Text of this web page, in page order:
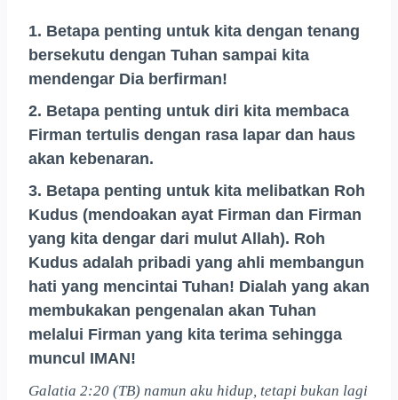
1. Betapa penting untuk kita dengan tenang
bersekutu dengan Tuhan sampai kita
mendengar Dia berfirman!
2. Betapa penting untuk diri kita membaca
Firman tertulis dengan rasa lapar dan haus
akan kebenaran.
3. Betapa penting untuk kita melibatkan Roh
Kudus (mendoakan ayat Firman dan Firman
yang kita dengar dari mulut Allah). Roh
Kudus adalah pribadi yang ahli membangun
hati yang mencintai Tuhan! Dialah yang akan
membukakan pengenalan akan Tuhan
melalui Firman yang kita terima sehingga
muncul IMAN!
Galatia 2:20 (TB) namun aku hidup, tetapi bukan lagi